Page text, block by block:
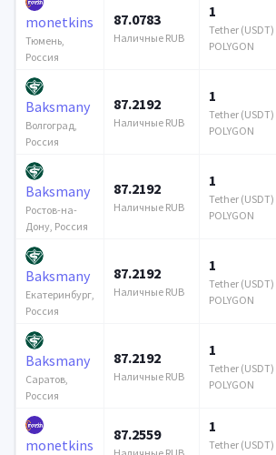
monetkins
Тюмень,
Россия
87.0783
Наличные RUB
1
Tether (USDT)
POLYGON
Baksmany
Волгоград,
Россия
87.2192
Наличные RUB
1
Tether (USDT)
POLYGON
Baksmany
Ростов-на-
Дону, Россия
87.2192
Наличные RUB
1
Tether (USDT)
POLYGON
Baksmany
Екатеринбург,
Россия
87.2192
Наличные RUB
1
Tether (USDT)
POLYGON
Baksmany
Саратов,
Россия
87.2192
Наличные RUB
1
Tether (USDT)
POLYGON
monetkins
87.2559 1
Tether (USDT)